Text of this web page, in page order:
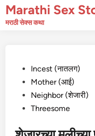
Skip
toMarathi Sex
मराठी सेक्स कथा
PostedIncest (नातलग)
Mother (आई)
Neighbor (शेजारी)
Threesome